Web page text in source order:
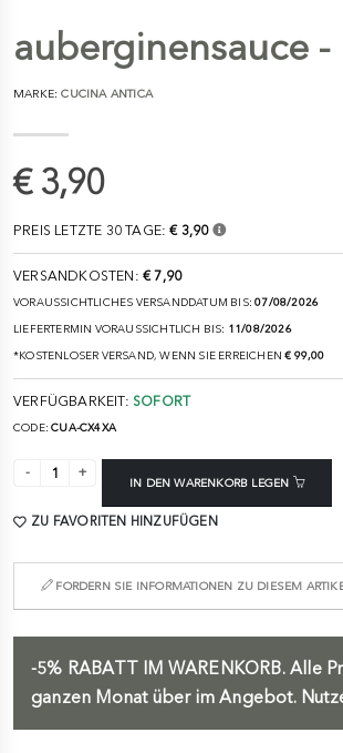
auberginensauce -
MARKE:CUCINA ANTICA
€ 3,90
PREIS LETZTE 30 TAGE:€ 3,90
VERSANDKOSTEN: € 7,90
VORAUSSICHTLICHES VERSANDDATUM BIS:07/08/2026
LIEFERTERMIN VORAUSSICHTLICH BIS: 11/08/2026
*KOSTENLOSER VERSAND, WENN SIE ERREICHEN€ 99,00
VERFÜGBARKEIT: SOFORT
CODE:CUA-CX4XA
IN DEN WARENKORB LEGEN
ZU FAVORITEN HINZUFÜGEN
FORDERN SIE INFORMATIONEN ZU DIESEM
-5% RABATT IM WARENKORB.Alle
ganzen Monat über im Angebot.